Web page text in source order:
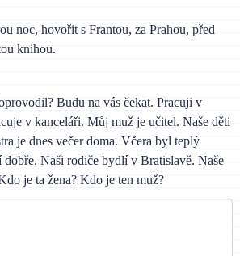
noc, hovořit s Frantou, za Prahou, před
knihou.
Budu na vás čekat. Pracuji v
v kanceláři. Můj muž je učitel. Naše děti
je dnes večer doma. Včera byl teplý
dobře. Naši rodiče bydlí v Bratislavě. Naše
je ta žena? Kdo je ten muž?